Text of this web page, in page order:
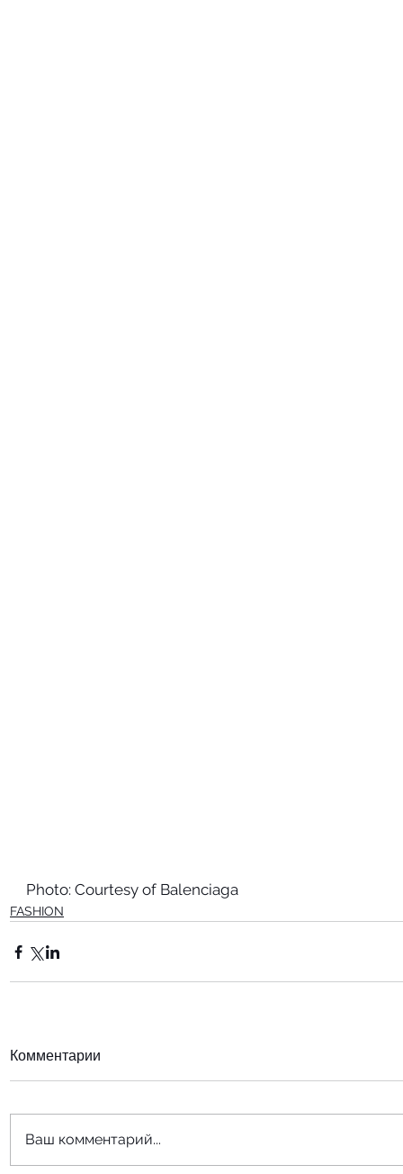
Photo: Courtesy of Balenciaga
FASHION
Комментарии
Ваш комментарий...